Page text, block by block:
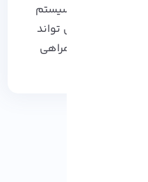
را در سیستم
این آموزش می تواند
ما را تا انتها همراهی